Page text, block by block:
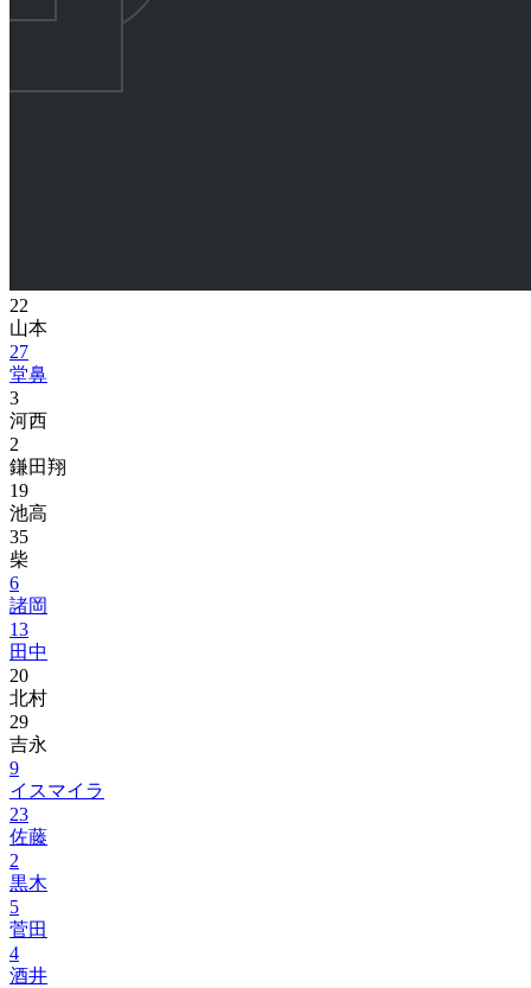
22
山本
27
堂鼻
3
河西
2
鎌田翔
19
池高
35
柴
6
諸岡
13
田中
20
北村
29
吉永
9
イスマイラ
23
佐藤
2
黒木
5
菅田
4
酒井